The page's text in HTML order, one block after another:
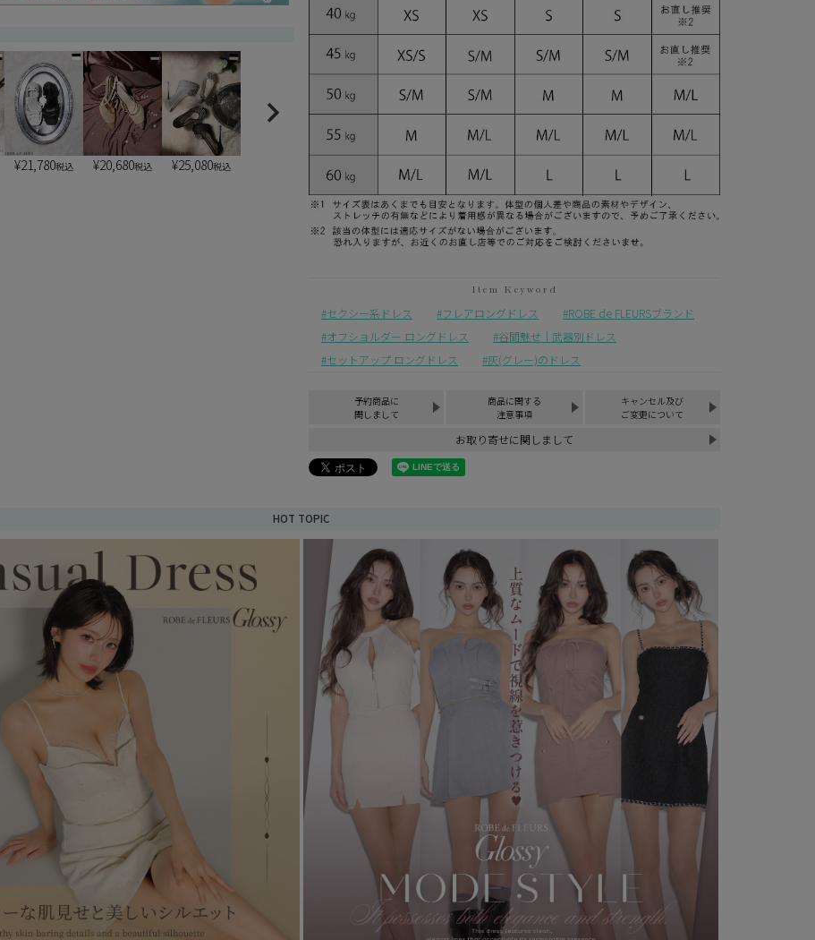
¥21,780税込 ¥20,680税込 ¥25,080税込
セクシー系ドレス フレアロングドレス
ROBE de FLEURSブランド
オフショルダー ロングドレス
谷間魅せ｜武器別ドレス
セットアップ ロングドレス
灰(グレー)のドレス
予約商品に
関しまして
商品に関する
注意事項
キャンセル及び
ご変更について
お取り寄せに関しまして
HOT TOPIC